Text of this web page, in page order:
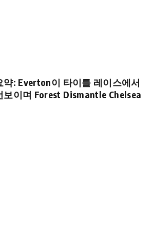
약: Everton이 타이틀 레이스에서
보이며 Forest Dismantle Chelsea